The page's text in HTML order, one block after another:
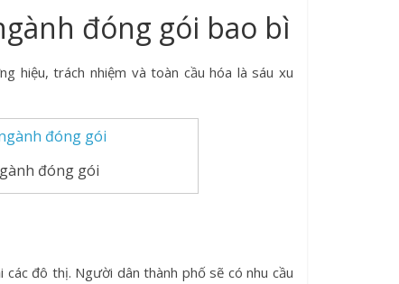
đóng gói bao bì
hiệu, trách nhiệm và toàn cầu hóa là sáu xu
đóng gói
đô thị. Người dân thành phố sẽ có nhu cầu